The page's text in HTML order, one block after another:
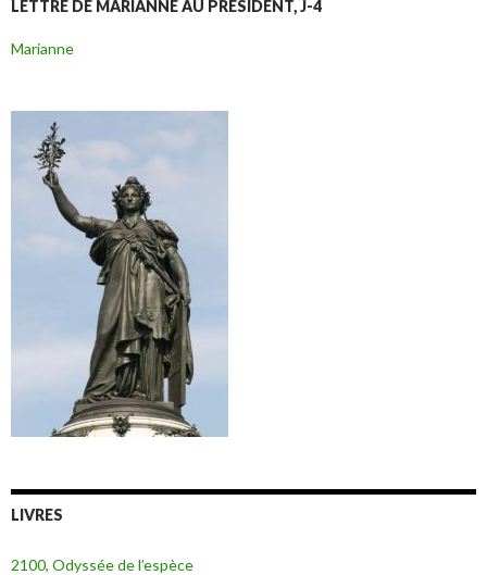
LETTRE DE MARIANNE AU PRÉSIDENT, J-4
Marianne
LIVRES
2100, Odyssée de l’espèce